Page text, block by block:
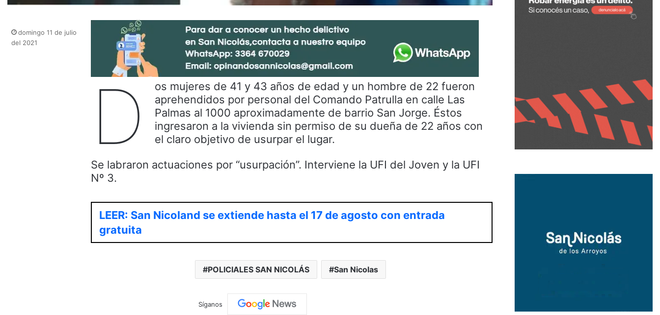
D
os mujeres de 41 y 43 años de edad y un hombre de 22 fueron
aprehendidos por personal del Comando Patrulla en calle Las
Palmas al 1000 aproximadamente de barrio San Jorge. Éstos
ingresaron a la vivienda sin permiso de su dueña de 22 años con
el claro objetivo de usurpar el lugar.
Se labraron actuaciones por “usurpación”. Interviene la UFI del Joven y la UFI
Nº 3.
LEER: San Nicoland se extiende hasta el 17 de agosto con entrada
gratuita
POLICIALES SAN NICOLÁS San Nicolas
domingo 11 de julio
del 2021
Síganos